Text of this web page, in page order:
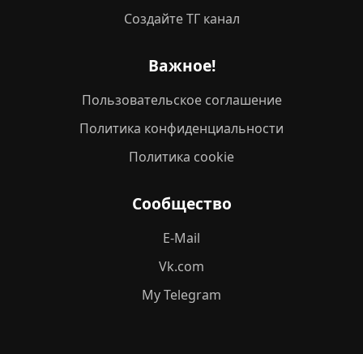
Создайте ТГ канал
Важное!
Пользовательское соглашение
Политика конфиденциальности
Политика cookie
Сообщество
E-Mail
Vk.com
My Telegram